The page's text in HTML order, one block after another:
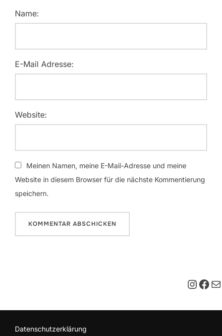
Name:
E-Mail Adresse:
Website:
Meinen Namen, meine E-Mail-Adresse und meine
Website in diesem Browser für die nächste Kommentierung
speichern.
E-
Datenschutzerklärung